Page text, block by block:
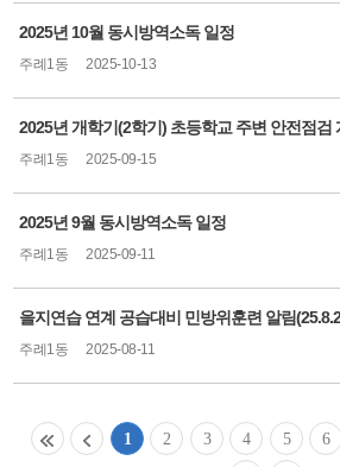
2025년 10월 동시방역소독 일정
주례1동 2025-10-13
2025년 개학기(2학기) 초등학교 주변 안전점검
주례1동 2025-09-15
2025년 9월 동시방역소독 일정
주례1동 2025-09-11
을지연습 연계 공습대비 민방위훈련 알림
주례1동 2025-08-11
1 2 3 4 5 6